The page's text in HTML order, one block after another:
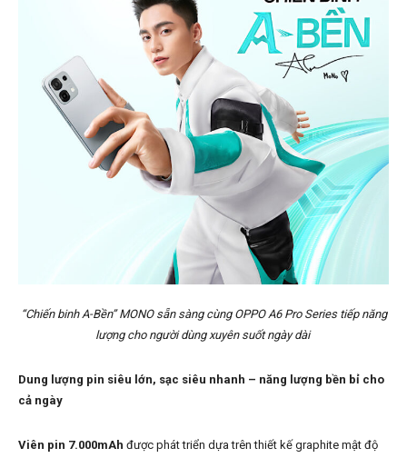
“Chiến binh A-Bền” MONO sẵn sàng cùng OPPO A6 Pro Series tiếp năng
lượng cho người dùng xuyên suốt ngày dài
Dung lượng pin siêu lớn, sạc siêu nhanh – năng lượng bền bỉ cho
cả ngày
Viên pin 7.000mAh được phát triển dựa trên thiết kế graphite mật độ